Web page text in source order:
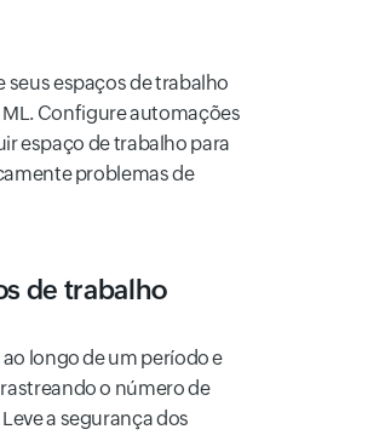
espaços de trabalho
ML. Configure automações
espaço de trabalho para
problemas de
de trabalho
longo de um período e
o número de
a segurança dos